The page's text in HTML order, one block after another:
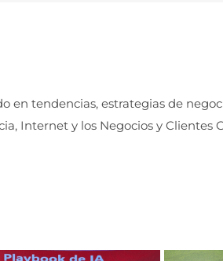
en tendencias, estrategias de
Internet y los Negocios y Clientes